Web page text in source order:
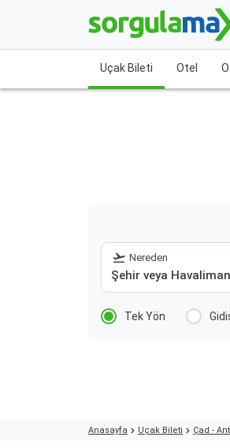
Uçak Bileti Otel
Nereden
Tek Yön
Anasayfa Uçak Bileti Çad -